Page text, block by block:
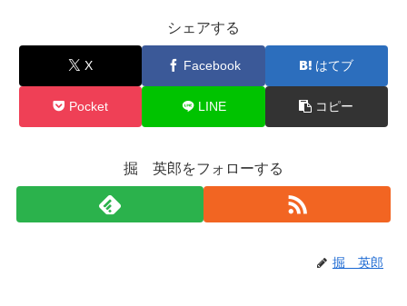
シェアする
X Facebook はてブ
Pocket LINE コピー
掘 英郎をフォローする
掘 英郎